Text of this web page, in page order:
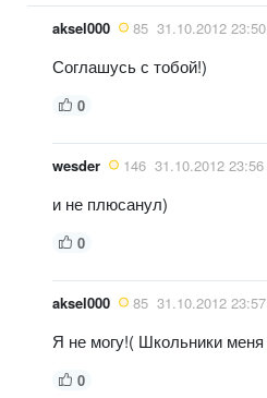
aksel000 85 31.10.2012 23:50
Соглашусь с тобой!)
0
wesder 146 31.10.2012 23:56
и не плюсанул)
0
aksel000 85 31.10.2012 23:57
Я не могу!( Школьники
0